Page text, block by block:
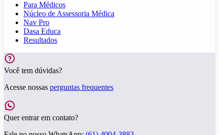
Para Médicos
Núcleo de Assessoria Médica
Nav Pro
Dasa Educa
Resultados
Você tem dúvidas?
Acesse nossas perguntas frequentes
Quer entrar em contato?